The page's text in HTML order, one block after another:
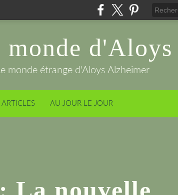
monde d'Aloys
monde étrange d'Aloys Alzheimer
ARTICLES AU JOUR LE JOUR